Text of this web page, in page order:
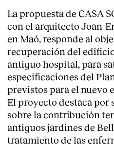
La propuesta de CASA
con el arquitecto Joan-
en Maó, responde al
recuperación del
antiguo hospital, para
especificaciones del
previstos para el nuevo
El proyecto destaca por
sobre la contribución
antiguos jardines de
tratamiento de las